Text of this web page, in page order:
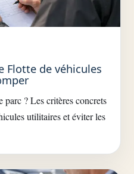
Flotte de véhicules
parc ? Les critères concrets
utilitaires et éviter les